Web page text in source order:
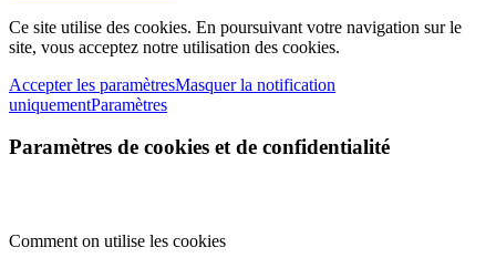
Ce site utilise des cookies. En poursuivant votre navigation sur le
site, vous acceptez notre utilisation des cookies.
Accepter les paramètresMasquer la notification
uniquementParamètres
Paramètres de cookies et de confidentialité
Comment on utilise les cookies